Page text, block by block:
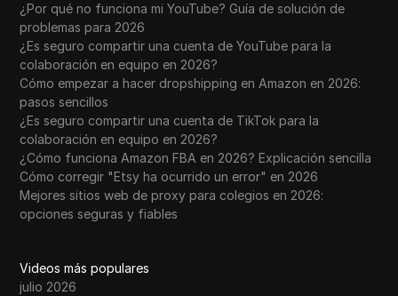
¿Por qué no funciona mi YouTube? Guía de solución de
problemas para 2026
¿Es seguro compartir una cuenta de YouTube para la
colaboración en equipo en 2026?
Cómo empezar a hacer dropshipping en Amazon en 2026:
pasos sencillos
¿Es seguro compartir una cuenta de TikTok para la
colaboración en equipo en 2026?
¿Cómo funciona Amazon FBA en 2026? Explicación sencilla
Cómo corregir "Etsy ha ocurrido un error" en 2026
Mejores sitios web de proxy para colegios en 2026:
opciones seguras y fiables
Videos más populares
julio 2026